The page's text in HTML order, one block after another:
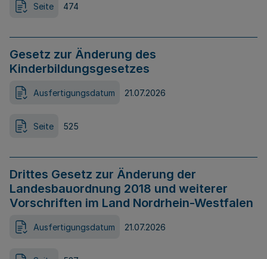
Seite 474
Gesetz zur Änderung des
Kinderbildungsgesetzes
Ausfertigungsdatum 21.07.2026
Seite 525
Drittes Gesetz zur Änderung der
Landesbauordnung 2018 und weiterer
Vorschriften im Land Nordrhein-Westfalen
Ausfertigungsdatum 21.07.2026